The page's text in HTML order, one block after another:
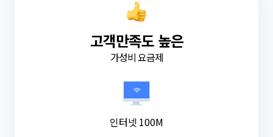
고객만족도 높은
가성비 요금제
인터넷 100M